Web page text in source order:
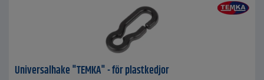
Universalhake "TEMKA" - för plastkedjor